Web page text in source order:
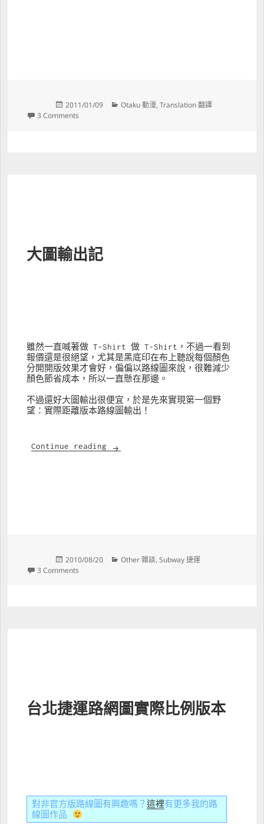
Posted
on
2011/01/09 Categories
Otaku 動漫, Translation 翻譯
3 Comments
大圖輸出記
雖然一直喊著做 T-Shirt 做 T-Shirt，不過一看到
報價還是很絕望，尤其是黑底印在布上聽說每個顏色
分開開版效果才會好，偏偏以路線圖來說，很難減少
顏色節省成本，所以一直懸在那邊。
不過還好大圖輸出很便宜，於是先來實現第一個野
望：實際距離版本路線圖輸出！
Continue reading 大圖輸出記
Posted
on
2010/08/20 Categories
Other 雜談, Subway 捷運
3 Comments
台北捷運路網圖實際比例版本
對非官方版路線圖有興趣嗎？這裡有更多我的路
線圖作品